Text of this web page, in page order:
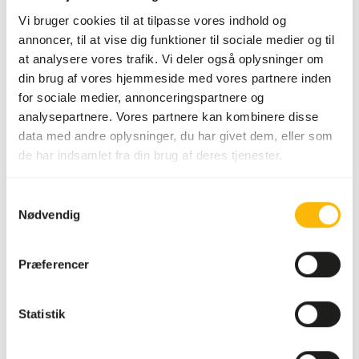
Vi bruger cookies til at tilpasse vores indhold og
annoncer, til at vise dig funktioner til sociale medier og til
at analysere vores trafik. Vi deler også oplysninger om
din brug af vores hjemmeside med vores partnere inden
for sociale medier, annonceringspartnere og
analysepartnere. Vores partnere kan kombinere disse
data med andre oplysninger, du har givet dem, eller som
de har indsamlet fra din brug af deres tjenester.
Nødvendig
Præferencer
Statistik
Om dette produkt
Mere information kan findes påwww.kbraw.eu
Protein
0,34%
Fiberindhold
123